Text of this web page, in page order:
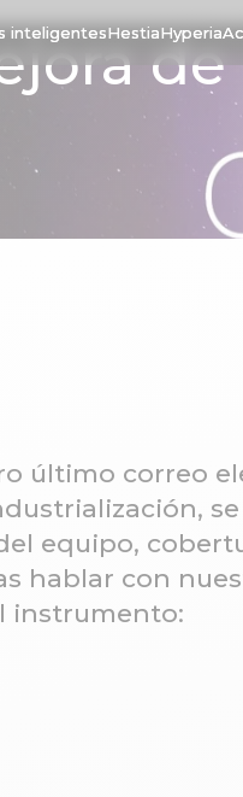
inteligentesHestiaHyperia
de
último correo
equipo,
hablar con
instrumento:
05